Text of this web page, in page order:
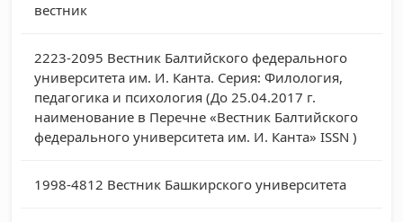
вестник
2223-2095 Вестник Балтийского федерального
университета им. И. Канта. Серия: Филология,
педагогика и психология (До 25.04.2017 г.
наименование в Перечне «Вестник Балтийского
федерального университета им. И. Канта» ISSN )
1998-4812 Вестник Башкирского университета